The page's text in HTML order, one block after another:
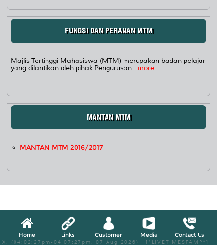
FUNGSI DAN PERANAN MTM
Majlis Tertinggi Mahasiswa (MTM) merupakan badan pelajar
yang dilantikan oleh pihak Pengurusan...more...
MANTAN MTM
MANTAN MTM 2016/2017
Home Links Customer Media Contact Us
X, (04:02:27pm-04:07:27pm, 07 Aug 2026) [*LIVETIMESTAMP*]